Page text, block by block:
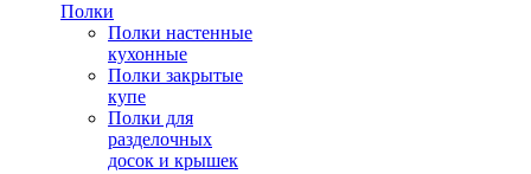
Полки
Полки настенные
кухонные
Полки закрытые
купе
Полки для
разделочных
досок и крышек